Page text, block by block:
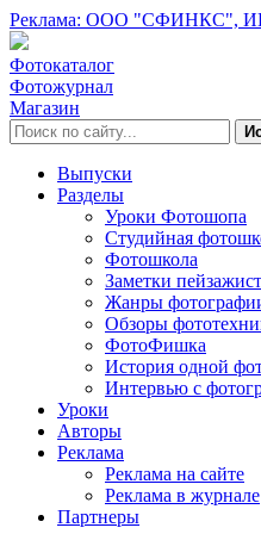
Реклама: ООО "СФИНКС",
Фотокаталог
Фотожурнал
Магазин
Выпуски
Разделы
Уроки Фотошопа
Студийная
Фотошкола
Заметки
Жанры
Обзоры
ФотоФишка
История одной
Интервью с
Уроки
Авторы
Реклама
Реклама на сайте
Реклама в журнале
Партнеры